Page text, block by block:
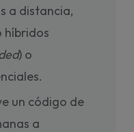
a distancia,
híbridos
) o
un código de
a